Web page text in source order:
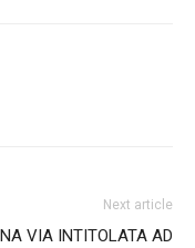
Next article
VIA INTITOLATA AD